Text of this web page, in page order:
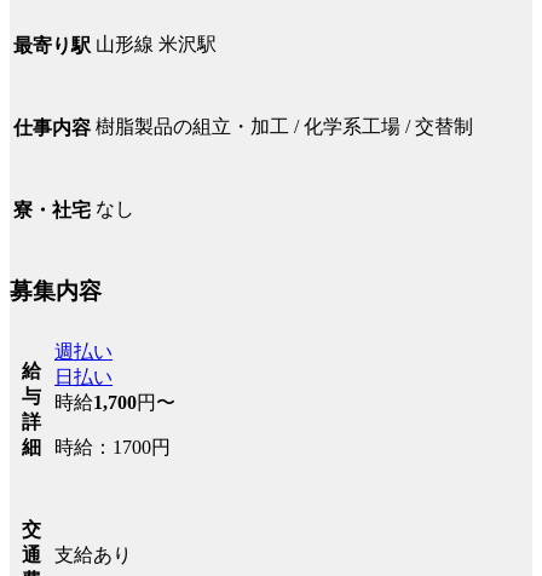
最寄り駅 山形線 米沢駅
仕事内容 樹脂製品の組立・加工 / 化学系工場 / 交替制
寮・社宅 なし
募集内容
給
与
詳
細
週払い
日払い
時給1,700円〜
時給：1700円
交
通
支給あり